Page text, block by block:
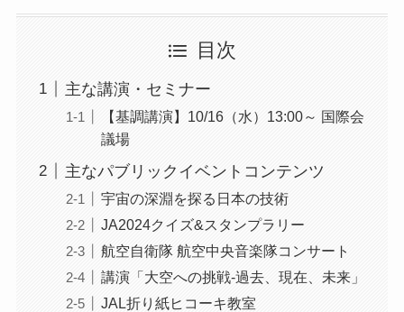
目次
主な講演・セミナー
【基調講演】10/16（水）13:00～ 国際会
議場
主なパブリックイベントコンテンツ
宇宙の深淵を探る日本の技術
JA2024クイズ&スタンプラリー
航空自衛隊 航空中央音楽隊コンサート
講演「大空への挑戦-過去、現在、未来」
JAL折り紙ヒコーキ教室